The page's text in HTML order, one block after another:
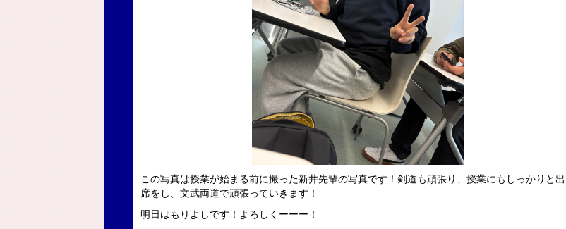
この写真は授業が始まる前に撮った新井先輩の写真です！剣道も頑張り、授業にもしっかりと出
席をし、文武両道で頑張っていきます！
明日はもりよしです！よろしくーーー！